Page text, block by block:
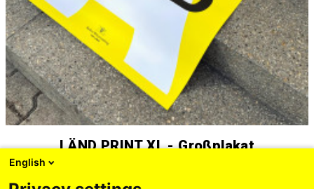
LÄND PRINT XL - Großplakat
1,50 EUR
English